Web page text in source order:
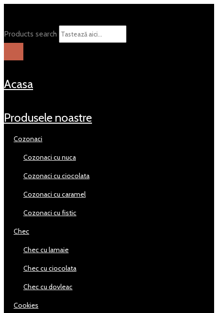
Products search
acasa
produsele noastre
cozonaci
cozonaci cu nuca
cozonaci cu ciocolata
cozonaci cu caramel
cozonaci cu fistic
chec
chec cu lamaie
chec cu ciocolata
chec cu dovleac
cookies